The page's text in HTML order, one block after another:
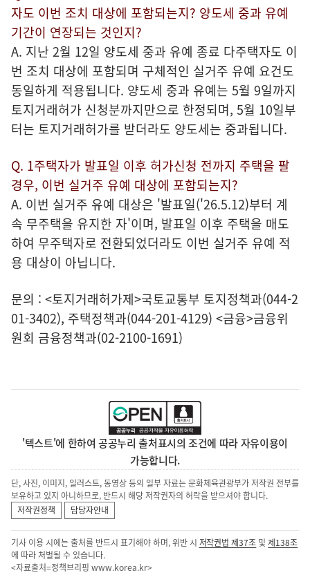
자도 이번 조치 대상에 포함되는지? 양도세 중과 유예
기간이 연장되는 것인지?
A. 지난 2월 12일 양도세 중과 유예 종료 다주택자도 이
번 조치 대상에 포함되며 구체적인 실거주 유예 요건도
동일하게 적용됩니다. 양도세 중과 유예는 5월 9일까지
토지거래허가 신청분까지만으로 한정되며, 5월 10일부
터는 토지거래허가를 받더라도 양도세는 중과됩니다.
Q. 1주택자가 발표일 이후 허가신청 전까지 주택을 팔
경우, 이번 실거주 유예 대상에 포함되는지?
A. 이번 실거주 유예 대상은 '발표일('26.5.12)부터 계
속 무주택을 유지한 자'이며, 발표일 이후 주택을 매도
하여 무주택자로 전환되었더라도 이번 실거주 유예 적
용 대상이 아닙니다.
문의 : <토지거래허가제>국토교통부 토지정책과(044-2
01-3402), 주택정책과(044-201-4129) <금융>금융위
원회 금융정책과(02-2100-1691)
'텍스트'에 한하여 공공누리 출처표시의 조건에 따라 자유이용이
가능합니다.
단, 사진, 이미지, 일러스트, 동영상 등의 일부 자료는 문화체육관광부가 저작권 전부를
보유하고 있지 아니하므로, 반드시 해당 저작권자의 허락을 받으셔야 합니다.
저작권정책
담당자안내
기사 이용 시에는 출처를 반드시 표기해야 하며, 위반 시 저작권법 제37조 및제138조
에 따라 처벌될 수 있습니다.
<자료출처=정책브리핑 www.korea.kr>